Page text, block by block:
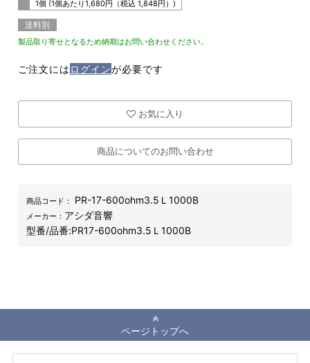
1個 (1個あたり1,680円（税込1,848円）)
送料別
製品取り寄せとなるため納期はお問い合わせください。
ご注文には ログインが必要です
お気に入り
商品についてのお問い合わせ
商品コード： PR-17-600ohm3.5Ｌ1000B
メーカー： アシダ音響
型番/品番:PR17-600ohm3.5Ｌ1000B
ページトップへ